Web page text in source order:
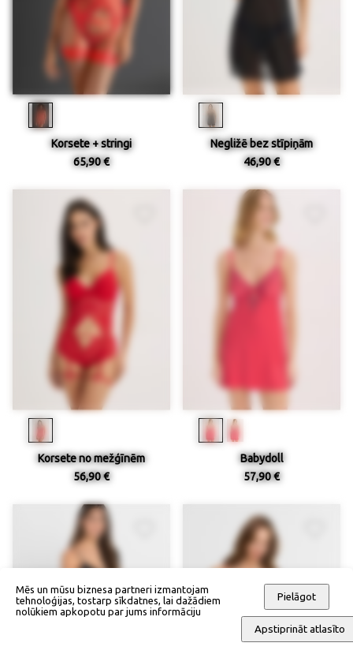
Korsete + stringi
65,90 €
Negližē bez stīpiņām
46,90 €
Korsete no mežģīnēm
56,90 €
Babydoll
57,90 €
Mēs un mūsu biznesa partneri izmantojam
tehnoloģijas, tostarp sīkdatnes, lai dažādiem
nolūkiem apkopotu par jums informāciju
Pielāgot
Apstiprināt atlasīto